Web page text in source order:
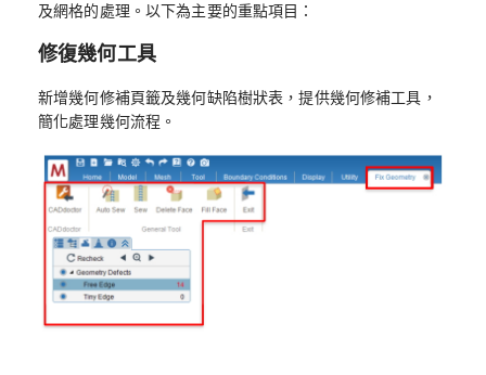
及網格的處理。以下為主要的重點項目：
修復幾何工具
新增幾何修補頁籤及幾何缺陷樹狀表，提供幾何修補工具，
簡化處理幾何流程。